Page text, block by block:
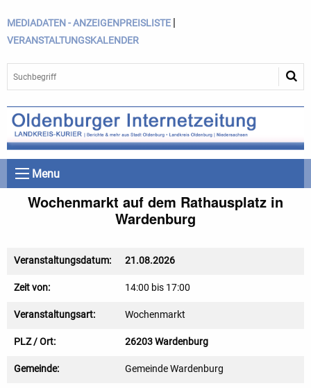
MEDIADATEN - ANZEIGENPREISLISTE |
VERANSTALTUNGSKALENDER
Menu
Wochenmarkt auf dem Rathausplatz in
Wardenburg
Veranstaltungsdatum: 21.08.2026
Zeit von: 14:00 bis 17:00
Veranstaltungsart: Wochenmarkt
PLZ / Ort: 26203 Wardenburg
Gemeinde: Gemeinde Wardenburg